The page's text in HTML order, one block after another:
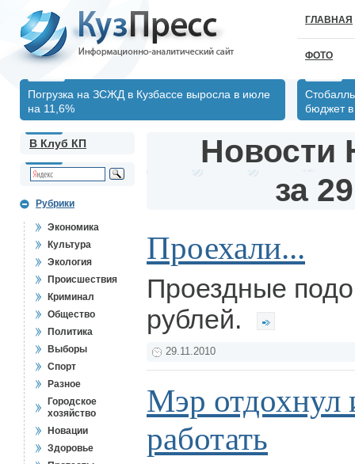
ГЛАВНАЯ
ФОТО
Погрузка на ЗСЖД в Кузбассе выросла в июле
на 11,6%
бюджет в
В Клуб КП
Рубрики
Экономика
Культура
Экология
Происшествия
Криминал
Общество
Политика
Выборы
Спорт
Разное
Городское
хозяйство
Новации
Здоровье
Новости
за
Проехали...
Проездные
рублей.
29.11.2010
Мэр отдохнул
работать